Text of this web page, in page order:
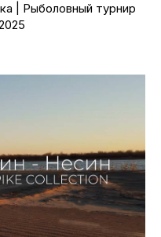
| Рыболовный турнир